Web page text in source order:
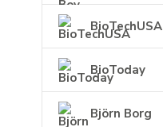
BioTechUSA
BioToday
Björn Borg